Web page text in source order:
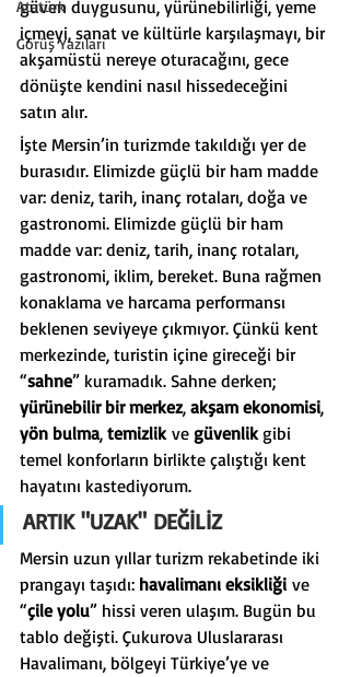
Atatürk
Görüş Yazıları
güven duygusunu, yürünebilirliği, yeme
içmeyi, sanat ve kültürle karşılaşmayı, bir
akşamüstü nereye oturacağını, gece
dönüşte kendini nasıl hissedeceğini
satın alır.
İşte Mersin’in turizmde takıldığı yer de
burasıdır. Elimizde güçlü bir ham madde
var: deniz, tarih, inanç rotaları, doğa ve
gastronomi. Elimizde güçlü bir ham
madde var: deniz, tarih, inanç rotaları,
gastronomi, iklim, bereket. Buna rağmen
konaklama ve harcama performansı
beklenen seviyeye çıkmıyor. Çünkü kent
merkezinde, turistin içine gireceği bir
“sahne” kuramadık. Sahne derken;
yürünebilir bir merkez, akşam ekonomisi,
yön bulma, temizlik ve güvenlik gibi
temel konforların birlikte çalıştığı kent
hayatını kastediyorum.
ARTIK "UZAK" DEĞİLİZ
Mersin uzun yıllar turizm rekabetinde iki
prangayı taşıdı: havalimanı eksikliği ve
“çile yolu” hissi veren ulaşım. Bugün bu
tablo değişti. Çukurova Uluslararası
Havalimanı, bölgeyi Türkiye’ye ve